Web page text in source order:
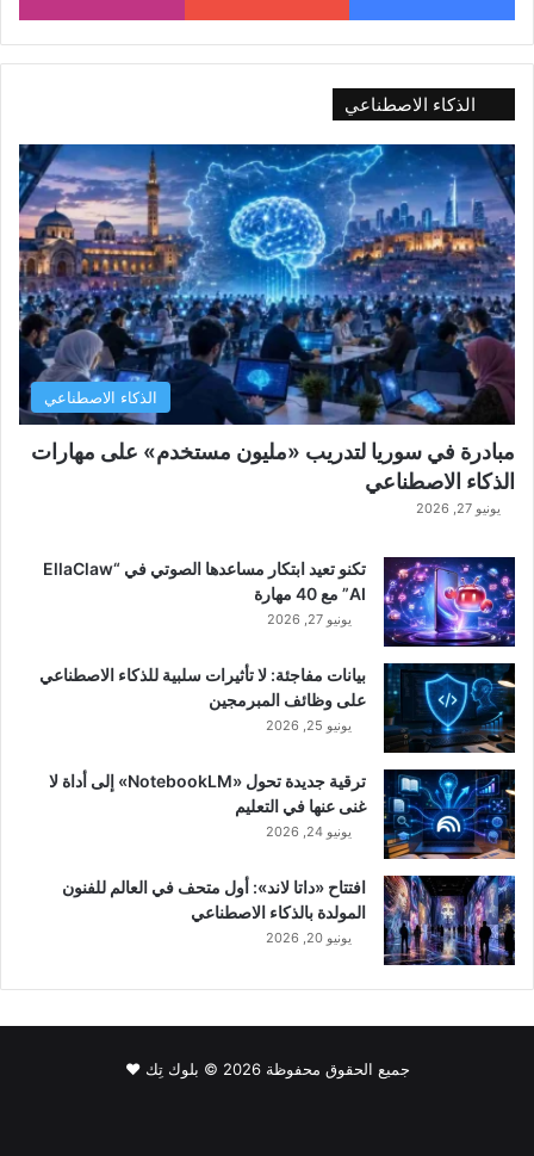
الذكاء الاصطناعي
الذكاء الاصطناعي
مبادرة في سوريا لتدريب «مليون مستخدم» على مهارات
الذكاء الاصطناعي
يونيو 27, 2026
تكنو تعيد ابتكار مساعدها الصوتي في “EllaClaw
AI” مع 40 مهارة
يونيو 27, 2026
بيانات مفاجئة: لا تأثيرات سلبية للذكاء الاصطناعي
على وظائف المبرمجين
يونيو 25, 2026
ترقية جديدة تحول «NotebookLM» إلى أداة لا
غنى عنها في التعليم
يونيو 24, 2026
افتتاح «داتا لاند»: أول متحف في العالم للفنون
المولدة بالذكاء الاصطناعي
يونيو 20, 2026
جميع الحقوق محفوظة 2026 © بلوك تِك ❤️